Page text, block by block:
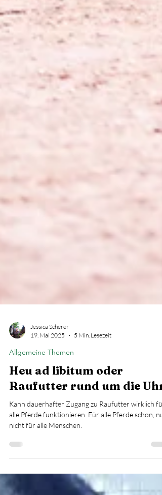
19. Mai 2025
5 Min. Lesezeit
Allgemeine Themen
Heu ad libitum oder
Raufutter rund um die Uhr.
Kann dauerhafter Zugang zu Raufutter wirklich für
nicht für alle Menschen.